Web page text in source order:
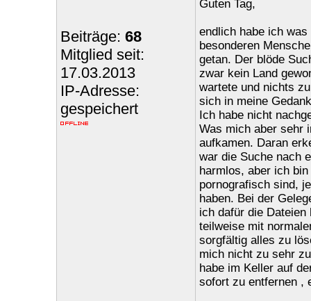
Beiträge: 68
Mitglied seit:
17.03.2013
IP-Adresse:
gespeichert
Guten Tag,
endlich habe ich
besonderen
getan. Der blöde
zwar kein Land
wartete und nichts
sich in meine
Ich habe nicht
Was mich aber sehr
aufkamen. Daran
war die Suche nach
harmlos, aber ich
pornografisch sind,
haben. Bei der
ich dafür die Dateien
teilweise mit
sorgfältig alles zu
mich nicht zu sehr
habe im Keller auf
sofort zu entfernen ,